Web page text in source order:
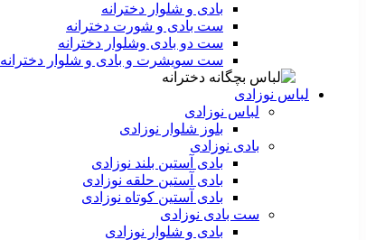
بادی و شلوار دخترانه
ست بادی و شورت دخترانه
ست دو بادی وشلوار دخترانه
ست سویشرت و بادی و شلوار دخترانه
لباس نوزادی
لباس نوزادی
بلوز شلوار نوزادی
بادی نوزادی
بادی آستین بلند نوزادی
بادی آستین حلقه نوزادی
بادی آستین کوتاه نوزادی
ست بادی نوزادی
بادی و شلوار نوزادی